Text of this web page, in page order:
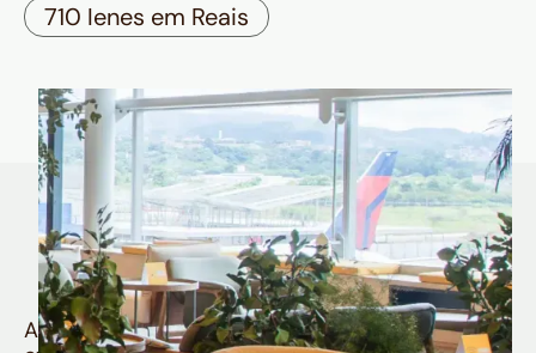
710 Ienes em Reais
Quem é Nomad tem
muito mais
Aproveite todos os benefícios e vantagens